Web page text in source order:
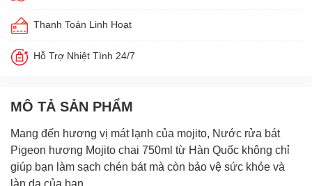
Thanh Toán Linh Hoạt
Hỗ Trợ Nhiệt Tình 24/7
MÔ TẢ SẢN PHẨM
Mang đến hương vị mát lạnh của mojito, Nước rửa bát
Pigeon hương Mojito chai 750ml từ Hàn Quốc không chỉ
giúp bạn làm sạch chén bát mà còn bảo vệ sức khỏe và
làn da của bạn.